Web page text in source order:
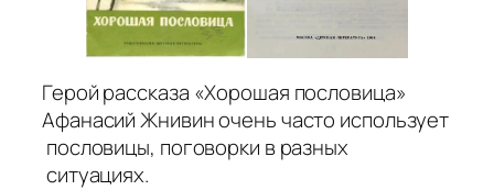
Герой рассказа «Хорошая пословица»
Афанасий Жнивин очень часто использует
пословицы, поговорки в разных
ситуациях.